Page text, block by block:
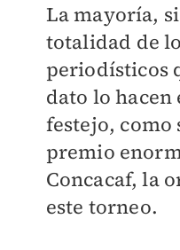
La mayoría,
totalidad de
periodísticos
dato lo hacen
festejo, como
premio
Concacaf, la
este torneo.